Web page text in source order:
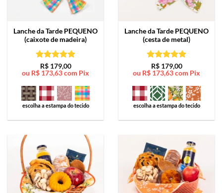
Lanche da Tarde PEQUENO
(caixote de madeira)
Avaliação5
de 5
R$179,00
ou R$ 173,63com Pix
escolha a estampa do tecido
Lanche da Tarde PEQUENO
(cesta de metal)
Avaliação5
de 5
R$179,00
ou R$ 173,63com Pix
escolha a estampa do tecido